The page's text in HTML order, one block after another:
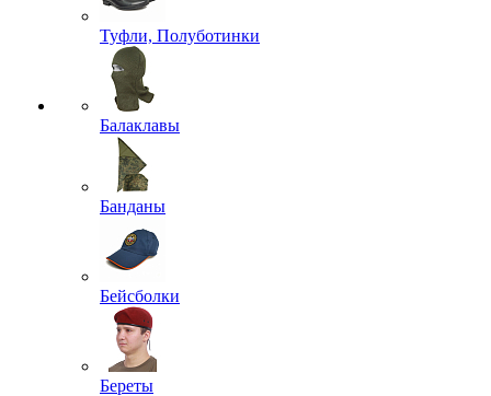
Туфли, Полуботинки
Балаклавы
Банданы
Бейсболки
Береты